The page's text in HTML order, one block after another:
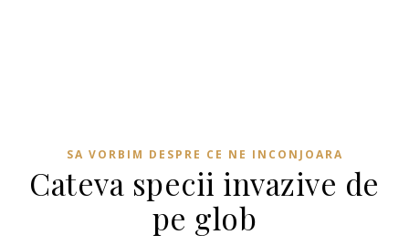
SA VORBIM DESPRE CE NE INCONJOARA
Cateva specii invazive de
pe glob